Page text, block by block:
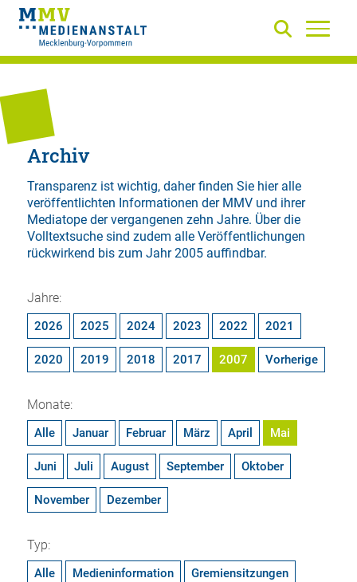
Archiv
Transparenz ist wichtig, daher finden Sie hier alle
veröffentlichten Informationen der MMV und ihrer
Mediatope der vergangenen zehn Jahre. Über die
Volltextsuchesind zudem alle Veröffentlichungen
rückwirkend bis zum Jahr 2005 auffindbar.
Jahre:
2026 2025 2024 2023 2022 2021
2020 2019 2018 2017 2007 Vorherige
Monate:
Alle Januar Februar März April Mai
Juni Juli August September Oktober
November Dezember
Typ:
Alle Medieninformation Gremiensitzungen